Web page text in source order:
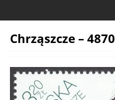
Chrząszcze – 4870